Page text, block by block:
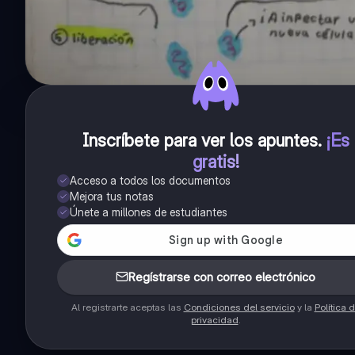
Inscríbete para ver los apuntes. ¡Es
gratis!
Acceso a todos los documentos
Mejora tus notas
Únete a millones de estudiantes
Regístrarse con correo electrónico
Al registrarte aceptas las Condiciones del servicioy la Política
privacidad.